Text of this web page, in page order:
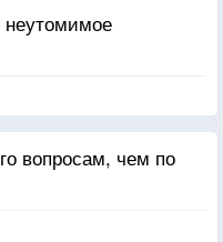
вопросам, чем по